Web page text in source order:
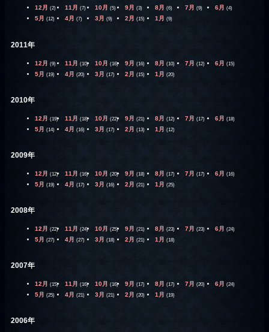
12月 (2) 11月 (7) 10月 (5) 9月 (3) 8月 (6) 7月 (9) 6月 (4)
5月 (12) 4月 (7) 3月 (9) 2月 (15) 1月 (9)
2011年
12月 (9) 11月 (10) 10月 (16) 9月 (16) 8月 (10) 7月 (12) 6月 (15)
5月 (19) 4月 (20) 3月 (17) 2月 (15) 1月 (20)
2010年
12月 (19) 11月 (18) 10月 (22) 9月 (21) 8月 (12) 7月 (17) 6月 (18)
5月 (14) 4月 (16) 3月 (17) 2月 (13) 1月 (12)
2009年
12月 (12) 11月 (16) 10月 (20) 9月 (18) 8月 (17) 7月 (17) 6月 (16)
5月 (19) 4月 (17) 3月 (16) 2月 (21) 1月 (25)
2008年
12月 (22) 11月 (24) 10月 (25) 9月 (21) 8月 (23) 7月 (23) 6月 (24)
5月 (27) 4月 (27) 3月 (18) 2月 (21) 1月 (18)
2007年
12月 (15) 11月 (16) 10月 (16) 9月 (17) 8月 (17) 7月 (20) 6月 (24)
5月 (25) 4月 (21) 3月 (21) 2月 (20) 1月 (19)
2006年